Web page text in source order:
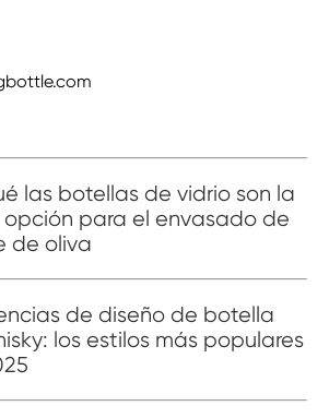
las botellas de vidrio son la
opción para el envasado de
de oliva
de diseño de botella
los estilos más populares